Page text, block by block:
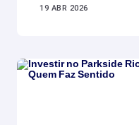
19 ABR 2026